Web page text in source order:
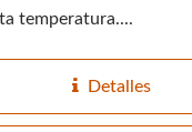
temperatura....
Detalles